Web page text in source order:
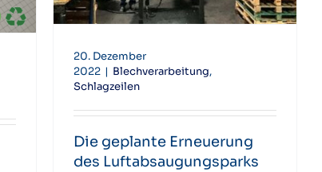
20. Dezember
2022 | Blechverarbeitung,
Schlagzeilen
Die geplante Erneuerung
des Luftabsaugungsparks